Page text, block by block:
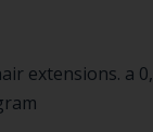
extensions. a